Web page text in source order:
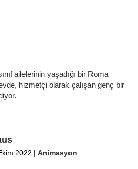
ailelerinin yaşadığı bir Roma
hizmetçi olarak çalışan genç bir
2022 | Animasyon